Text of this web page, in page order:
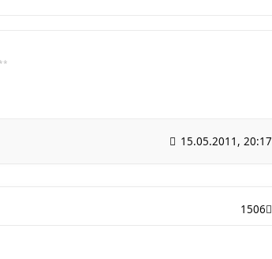
15.05.2011, 20:17
1506